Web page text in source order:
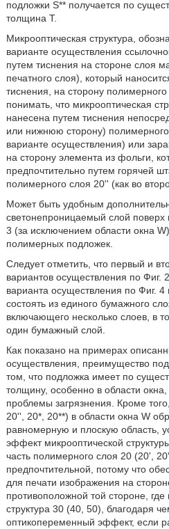
подложки S** получается по
толщина Т.
Микрооптическая структура,
варианте осуществления
путем тиснения на стороне слоя
печатного слоя), который
тиснения, на сторону
понимать, что микрооптическая
нанесена путем тиснения
или нижнюю сторону)
варианте осуществления) или
на сторону элемента из фольги,
предпочтительно путем горячей
полимерного слоя 20'' (как во
Может быть удобным
светонепроницаемый слой поверх
3 (за исключением области окна
полимерных подложек.
Следует отметить, что первый и
вариантов осуществления по
варианта осуществления по Фиг. 4
состоять из единого бумажного
включающего несколько слоев, в
один бумажный слой.
Как показано на примерах
осуществления, преимущество
том, что подложка имеет по
толщину, особенно в области
проблемы загрязнения. Кроме
20'', 20*, 20**) в области окна W
равномерную и плоскую область,
эффект микрооптической
часть полимерного слоя 20 (20',
предпочтительной, потому что
для печати изображения на
противоположной той стороне,
структура 30 (40, 50), благодаря
оптикопеременный эффект, если